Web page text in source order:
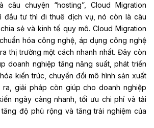
câu chuyện “hosting”, Cloud Migration
đầu tư thì đi thuê dịch vụ, nó còn là câu
sẻ và kinh tế quy mô. Cloud Migration
hóa công nghệ, áp dụng công nghệ
thị trường một cách nhanh nhất. Đây còn
doanh nghiệp tăng năng suất, phát triển
kiến trúc, chuyển đổi mô hình sản xuất
ra, giải pháp còn giúp cho doanh nghiệp
ngày càng nhanh, tối ưu chi phí và tải
độ phủ rộng và tăng trải nghiệm của